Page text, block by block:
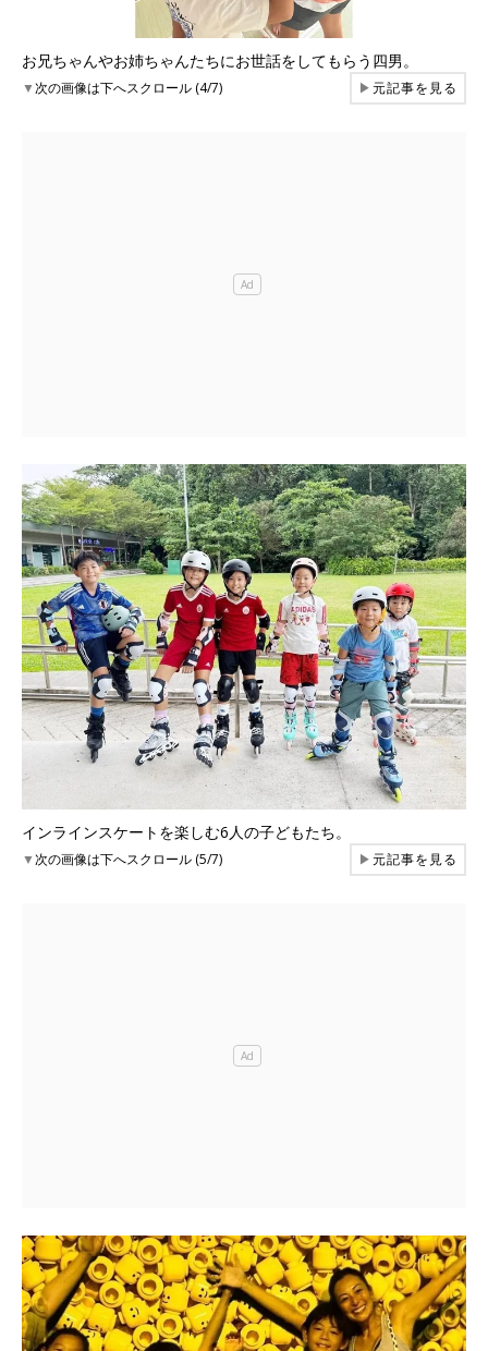
お兄ちゃんやお姉ちゃんたちにお世話をしてもらう四男。
▼次の画像は下へスクロール (4/7) ▶元記事を見る
インラインスケートを楽しむ6人の子どもたち。
▼次の画像は下へスクロール (5/7) ▶元記事を見る